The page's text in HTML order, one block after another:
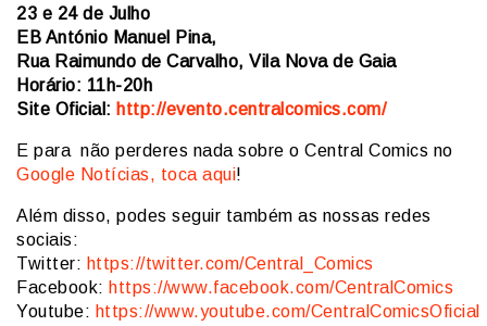
23 e 24 de Julho
EB António Manuel Pina,
Rua Raimundo de Carvalho, Vila Nova de Gaia
Horário: 11h-20h
Site Oficial: http://evento.centralcomics.com/
E para não perderes nada sobre o Central Comics no
Google Notícias, toca aqui!
Além disso, podes seguir também as nossas redes
sociais:
Twitter: https://twitter.com/Central_Comics
Facebook: https://www.facebook.com/CentralComics
Youtube: https://www.youtube.com/CentralComicsOficial